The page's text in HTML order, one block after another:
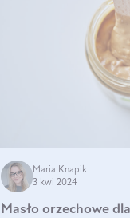
Maria Knapik
3 kwi 2024
Masło orzechowe